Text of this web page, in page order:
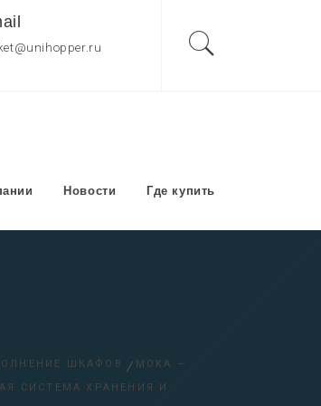
САЙТ
Новости Где купить
ШКАФОВ
MOKA —
СИСТЕМА ХРАНЕНИЯ И